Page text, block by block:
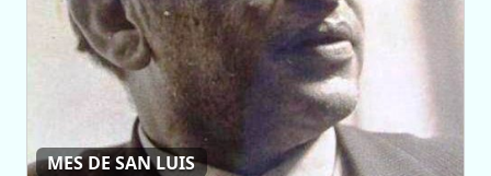
MES DE SAN LUIS